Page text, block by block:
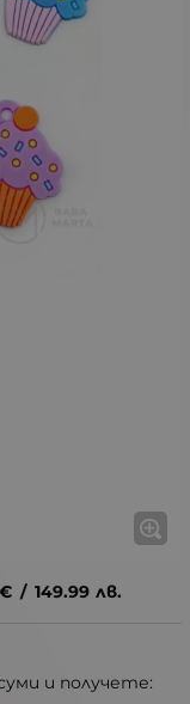
€ / 149.99 лв.
и получете: